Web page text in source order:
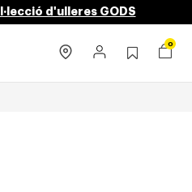
d'ulleres GODS
0